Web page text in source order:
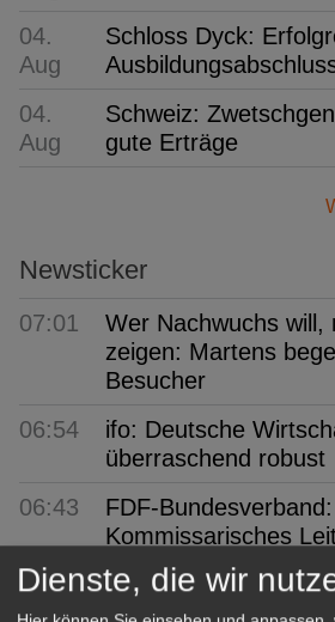
04.
Aug
Schloss Dyck:
04.
Aug
Schweiz:
gute Erträge
Newsticker
07:01
Wer Nachwuchs will,
zeigen: Martens
Besucher
06:54
ifo: Deutsche
überraschend robust
06:43
FDF-Bundesverband:
Kommissarisches
06:39
"1000 gute Gründe":
Provence
Dienste, die wir